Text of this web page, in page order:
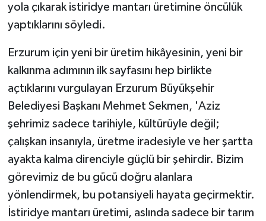
yola çıkarak istiridye mantarı üretimine öncülük
yaptıklarını söyledi.
Erzurum için yeni bir üretim hikâyesinin, yeni bir
kalkınma adımının ilk sayfasını hep birlikte
açtıklarını vurgulayan Erzurum Büyükşehir
Belediyesi Başkanı Mehmet Sekmen, 'Aziz
şehrimiz sadece tarihiyle, kültürüyle değil;
çalışkan insanıyla, üretme iradesiyle ve her şartta
ayakta kalma direnciyle güçlü bir şehirdir. Bizim
görevimiz de bu gücü doğru alanlara
yönlendirmek, bu potansiyeli hayata geçirmektir.
İstiridye mantarı üretimi, aslında sadece bir tarım